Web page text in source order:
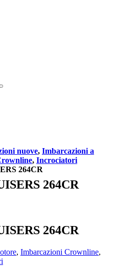
nuove, Imbarcazioni a
, Incrociatori
264CR
264CR
264CR
, Imbarcazioni Crownline,